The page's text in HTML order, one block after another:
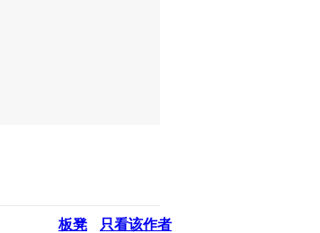
板凳 只看该作者